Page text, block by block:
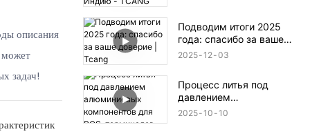
описания
может
задач!
Подводим итоги 2025
года: спасибо за ваше
доверие | Tcang
2025 12 03
Процесс литья под
давлением
алюминиевых
2025 10 10